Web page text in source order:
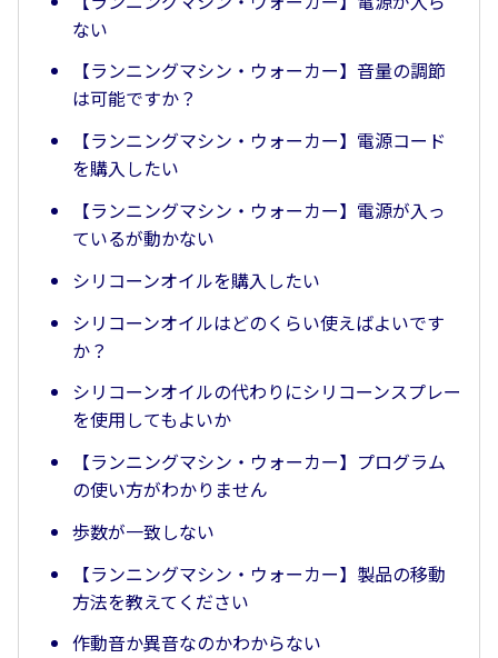
ない
【ランニングマシン・ウォーカー】音量の調節
は可能ですか？
【ランニングマシン・ウォーカー】電源コード
を購入したい
【ランニングマシン・ウォーカー】電源が入っ
ているが動かない
シリコーンオイルを購入したい
シリコーンオイルはどのくらい使えばよいです
か？
シリコーンオイルの代わりにシリコーンスプレー
を使用してもよいか
【ランニングマシン・ウォーカー】プログラム
の使い方がわかりません
歩数が一致しない
【ランニングマシン・ウォーカー】製品の移動
方法を教えてください
作動音か異音なのかわからない